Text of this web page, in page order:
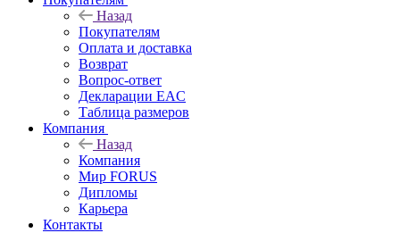
Назад
Покупателям
Оплата и доставка
Возврат
Вопрос-ответ
Декларации EAC
Таблица размеров
Компания
Назад
Компания
Мир FORUS
Дипломы
Карьера
Контакты